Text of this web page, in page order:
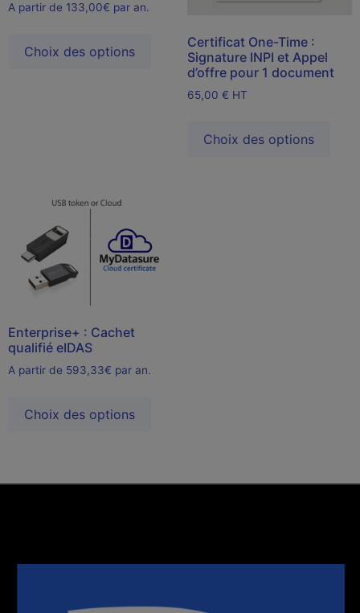
A partir de 133,00€ par an.
Choix des options
Certificat One-Time :
Signature INPI et Appel
d’offre pour 1 document
65,00 € HT
Choix des options
Enterprise+ : Cachet
qualifié eIDAS
A partir de 593,33€ par an.
Choix des options